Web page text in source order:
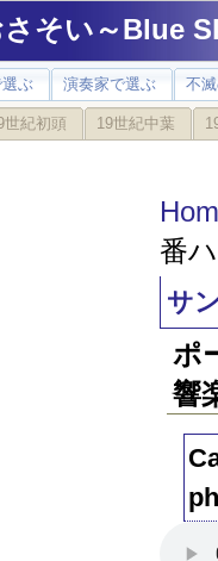
そい～Blue
ぶ 演奏家で選ぶ 不
世紀初頭 19世紀中葉
番
サ
ポ
響